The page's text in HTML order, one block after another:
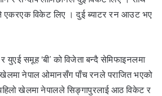
एकरएक विकेट लिए । दुई ब्याटर रन आउट भए
युएई समूह ‘बी’ को विजेता बन्दै सेमिफाइनलमा
नेपाल ओमानसँग पाँच रनले पराजित भएको
खेलमा नेपालले सिङ्गापुरलाई आठ विकेट र